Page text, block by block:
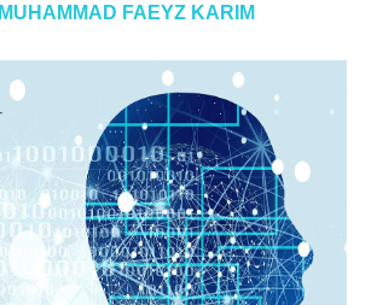
MUHAMMAD FAEYZ KARIM